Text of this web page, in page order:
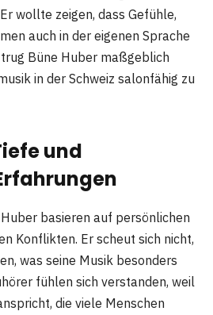
wollte zeigen, dass Gefühle,
auch in der eigenen Sprache
Büne Huber maßgeblich
in der Schweiz salonfähig zu
und
basieren auf persönlichen
Konflikten. Er scheut sich nicht,
was seine Musik besonders
fühlen sich verstanden, weil
die viele Menschen